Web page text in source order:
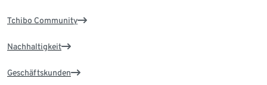
Tchibo Community
Nachhaltigkeit
Geschäftskunden